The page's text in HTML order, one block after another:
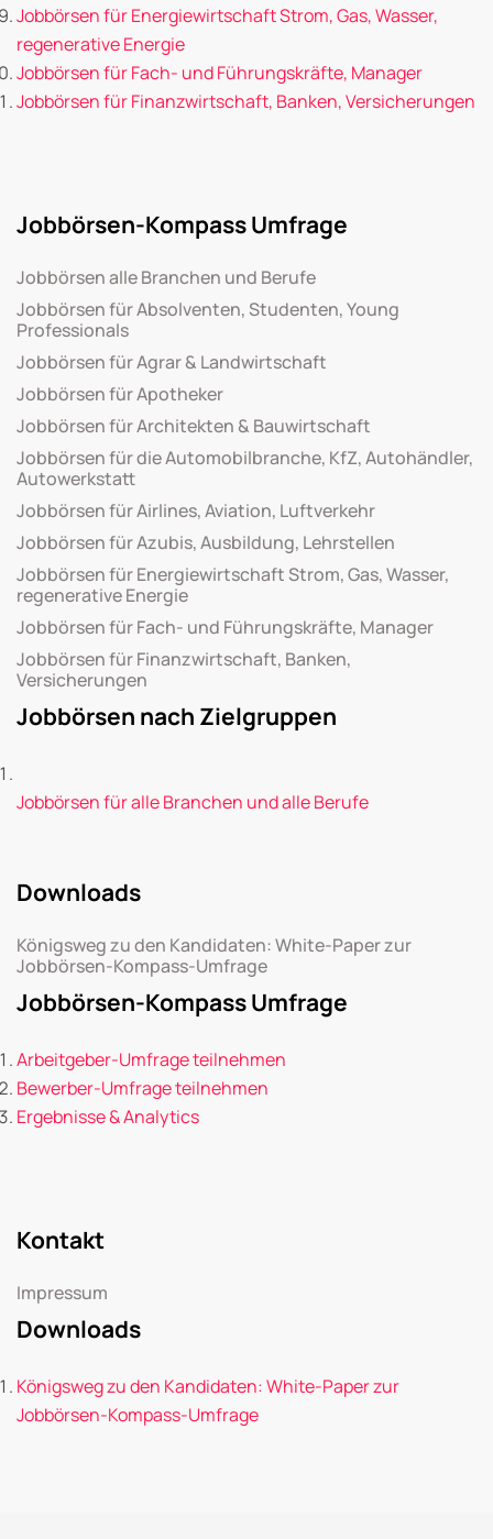
Jobbörsen für Energiewirtschaft Strom, Gas, Wasser,
regenerative Energie
Jobbörsen für Fach- und Führungskräfte, Manager
Jobbörsen für Finanzwirtschaft, Banken, Versicherungen
Jobbörsen-Kompass Umfrage
Jobbörsen alle Branchen und Berufe
Jobbörsen für Absolventen, Studenten, Young
Professionals
Jobbörsen für Agrar & Landwirtschaft
Jobbörsen für Apotheker
Jobbörsen für Architekten & Bauwirtschaft
Jobbörsen für die Automobilbranche, KfZ, Autohändler,
Autowerkstatt
Jobbörsen für Airlines, Aviation, Luftverkehr
Jobbörsen für Azubis, Ausbildung, Lehrstellen
Jobbörsen für Energiewirtschaft Strom, Gas, Wasser,
regenerative Energie
Jobbörsen für Fach- und Führungskräfte, Manager
Jobbörsen für Finanzwirtschaft, Banken,
Versicherungen
Jobbörsen nach Zielgruppen
Jobbörsen für alle Branchen und alle Berufe
Downloads
Königsweg zu den Kandidaten: White-Paper zur
Jobbörsen-Kompass-Umfrage
Jobbörsen-Kompass Umfrage
Arbeitgeber-Umfrage teilnehmen
Bewerber-Umfrage teilnehmen
Ergebnisse & Analytics
Kontakt
Impressum
Downloads
Königsweg zu den Kandidaten: White-Paper zur
Jobbörsen-Kompass-Umfrage